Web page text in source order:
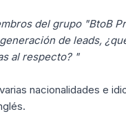
del grupo "BtoB
de leads,
al respecto? "
nacionalidades e